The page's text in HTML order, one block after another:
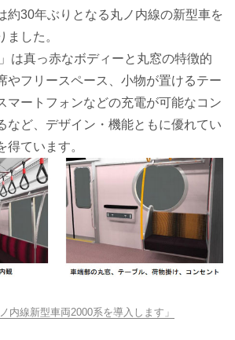
約30年ぶりとなる丸ノ内線の新型車を
ました。
は真っ赤なボディーと丸窓の特徴的
やフリースペース、小物が置けるテー
マートフォンなどの充電が可能なコン
など、デザイン・機能ともに優れてい
得ています。
内線新型車両2000系を導入します」